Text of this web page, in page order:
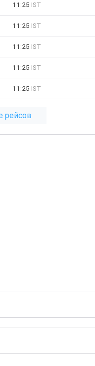
11:25 IST
11:25 IST
11:25 IST
11:25 IST
11:25 IST
рейсов